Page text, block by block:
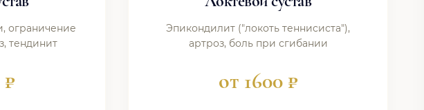
ограничение
тендинит
Эпикондилит ("локоть теннисиста"),
артроз, боль при сгибании
от 1600 ₽